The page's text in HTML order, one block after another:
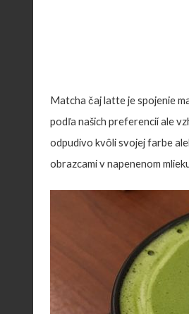
Matcha čaj latte je spojenie
podľa našich preferencií ale
odpudivo kvôli svojej farbe
obrazcami v napenenom